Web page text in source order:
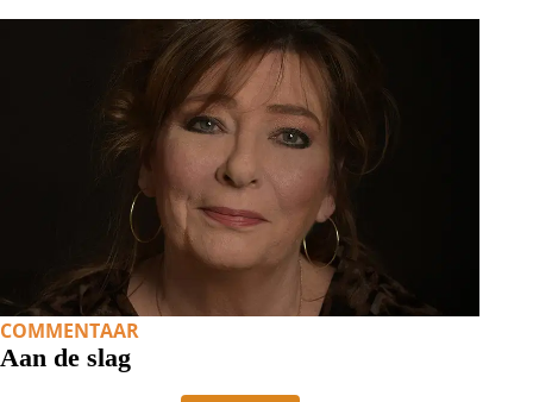
COMMENTAAR
Aan de slag